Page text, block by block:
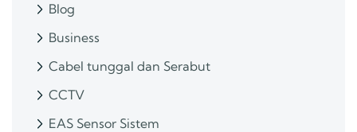
Blog
Business
Cabel tunggal dan Serabut
CCTV
EAS Sensor Sistem